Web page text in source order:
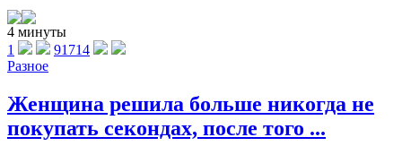
4 минуты
1
91714
Разное
Женщина решила больше никогда не
покупать секондах, после того ...